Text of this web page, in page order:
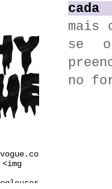
cada
mais
se
no